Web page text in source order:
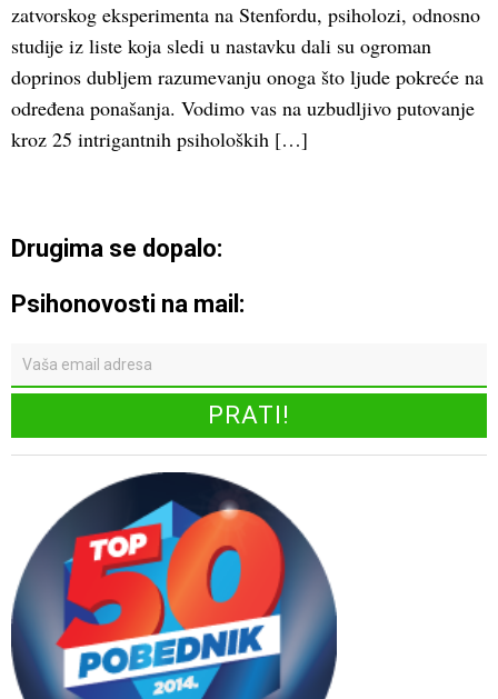
zatvorskog eksperimenta na Stenfordu, psiholozi, odnosno
studije iz liste koja sledi u nastavku dali su ogroman
doprinos dubljem razumevanju onoga što ljude pokreće na
određena ponašanja. Vodimo vas na uzbudljivo putovanje
kroz 25 intrigantnih psiholoških […]
Drugima se dopalo:
Psihonovosti na mail: